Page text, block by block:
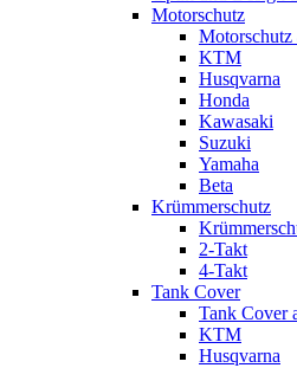
Motorschutz
Motorschutz
KTM
Husqvarna
Honda
Kawasaki
Suzuki
Yamaha
Beta
Krümmerschutz
2-Takt
4-Takt
Tank Cover
Tank Cover
KTM
Husqvarna